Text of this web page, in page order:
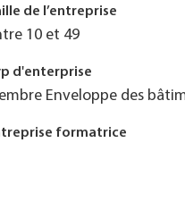
de l’entreprise
10 et 49
d'enterprise
Enveloppe des
formatrice